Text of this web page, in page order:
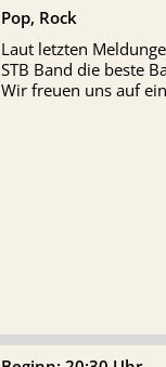
Pop, Rock
Laut letzten
STB Band die beste
Wir freuen uns auf